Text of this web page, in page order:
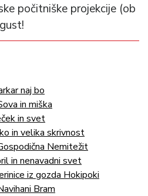
počitniške projekcije (ob
naj bo
in miška
in svet
in velika skrivnost
Nemitežit
in nenavadni svet
iz gozda Hokipoki
Bram